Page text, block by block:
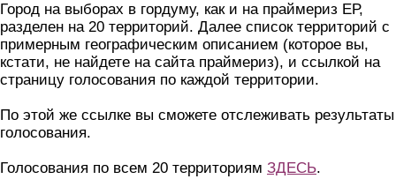
Город на выборах в гордуму, как и на праймериз ЕР,
разделен на 20 территорий. Далее список территорий с
примерным географическим описанием (которое вы,
кстати, не найдете на сайта праймериз), и ссылкой на
страницу голосования по каждой территории.
По этой же ссылке вы сможете отслеживать результаты
голосования.
Голосования по всем 20 территориям ЗДЕСЬ.